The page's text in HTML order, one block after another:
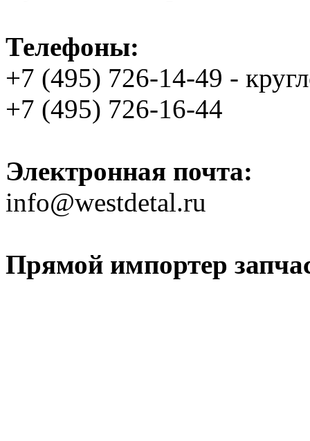
Телефоны:
+7 (495) 726-14-49 -
+7 (495) 726-16-44
Электронная почта:
info@westdetal.ru
Прямой импортер